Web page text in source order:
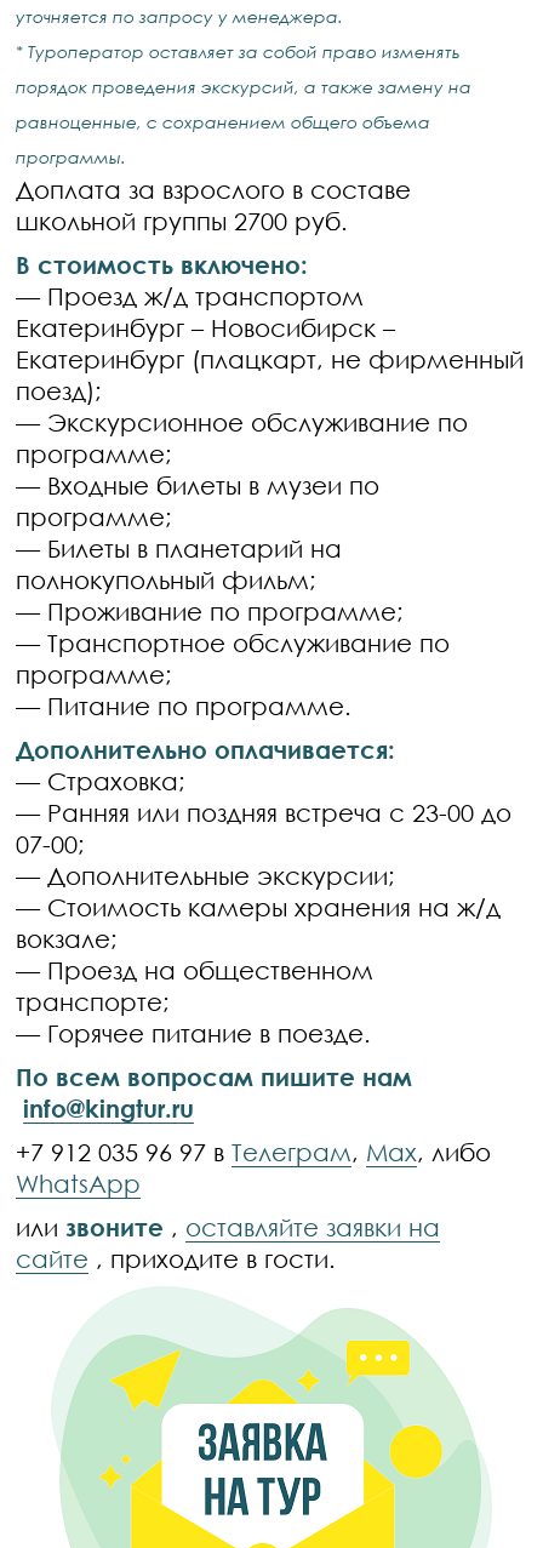
уточняется по запросу у менеджера.
* Туроператор оставляет за собой право изменять
порядок проведения экскурсий, а также замену на
равноценные, с сохранением общего объема
программы.
Доплата за взрослого в составе
школьной группы 2700 руб.
В стоимость включено:
— Проезд ж/д транспортом
Екатеринбург – Новосибирск –
Екатеринбург (плацкарт, не фирменный
поезд);
— Экскурсионное обслуживание по
программе;
— Входные билеты в музеи по
программе;
— Билеты в планетарий на
полнокупольный фильм;
— Проживание по программе;
— Транспортное обслуживание по
программе;
— Питание по программе.
Дополнительно оплачивается:
— Страховка;
— Ранняя или поздняя встреча с 23-00 до
07-00;
— Дополнительные экскурсии;
— Стоимость камеры хранения на ж/д
вокзале;
— Проезд на общественном
транспорте;
— Горячее питание в поезде.
По всем вопросам пишите нам
info@kingtur.ru
+7 912 035 96 97 вТелеграм, Max, либо
WhatsApp
илизвоните , оставляйте заявки на
сайте , приходите в гости.